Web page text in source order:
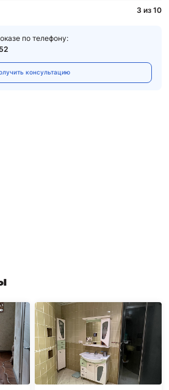
3 из 10
по телефону:
консультацию